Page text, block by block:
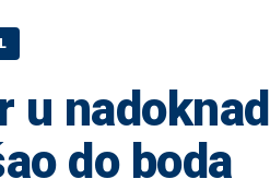
u
do boda